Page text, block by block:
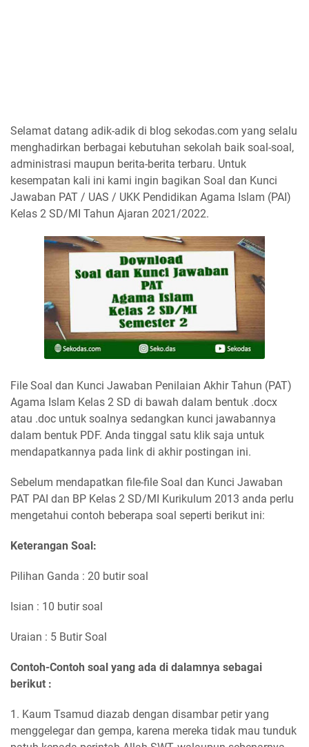
Selamat datang adik-adik di blog sekodas.com yang selalu
menghadirkan berbagai kebutuhan sekolah baik soal-soal,
administrasi maupun berita-berita terbaru. Untuk
kesempatan kali ini kami ingin bagikan Soal dan Kunci
Jawaban PAT / UAS / UKK Pendidikan Agama Islam (PAI)
Kelas 2 SD/MI Tahun Ajaran 2021/2022.
File Soal dan Kunci Jawaban Penilaian Akhir Tahun (PAT)
Agama Islam Kelas 2 SD di bawah dalam bentuk .docx
atau .doc untuk soalnya sedangkan kunci jawabannya
dalam bentuk PDF. Anda tinggal satu klik saja untuk
mendapatkannya pada link di akhir postingan ini.
Sebelum mendapatkan file-file Soal dan Kunci Jawaban
PAT PAI dan BP Kelas 2 SD/MI Kurikulum 2013 anda perlu
mengetahui contoh beberapa soal seperti berikut ini:
Keterangan Soal:
Pilihan Ganda : 20 butir soal
Isian : 10 butir soal
Uraian : 5 Butir Soal
Contoh-Contoh soal yang ada di dalamnya sebagai
berikut :
1. Kaum Tsamud diazab dengan disambar petir yang
menggelegar dan gempa, karena mereka tidak mau tunduk